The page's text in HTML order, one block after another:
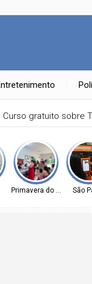
Nacional de
Primavera do LesteSão